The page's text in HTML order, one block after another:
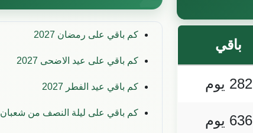
باقي
282 يوم
636 يوم
كم باقي على رمضان 2027
كم باقي على عيد الاضحى 2027
كم باقي عيد الفطر 2027
كم باقي على ليلة النصف من شعبان 2027